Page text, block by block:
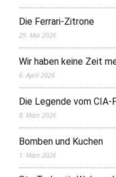
Die Ferrari-Zitrone
29. Mai 2026
Wir haben keine Zeit
6. April 2026
Die Legende vom
8. März 2026
Bomben und Kuchen
1. März 2026